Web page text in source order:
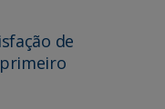
de